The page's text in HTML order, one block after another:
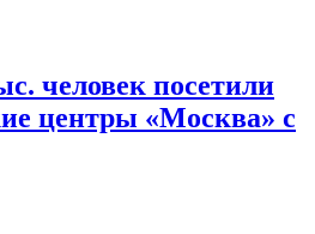
человек посетили
центры «Москва» с